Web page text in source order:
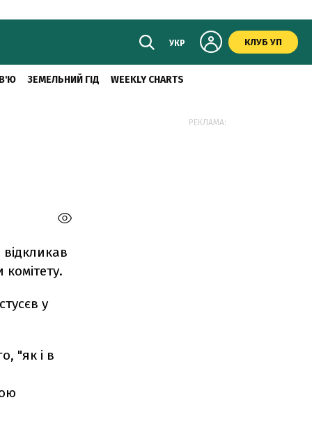
УКР КЛУБ УП
ЗЕМЕЛЬНИЙ ГІД WEEKLY CHARTS
у
"як і в
РЕКЛАМА: